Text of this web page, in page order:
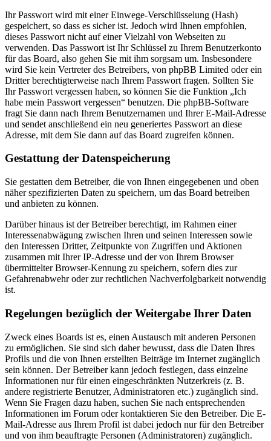
Ihr Passwort wird mit einer Einwege-Verschlüsselung (Hash)
gespeichert, so dass es sicher ist. Jedoch wird Ihnen empfohlen,
dieses Passwort nicht auf einer Vielzahl von Webseiten zu
verwenden. Das Passwort ist Ihr Schlüssel zu Ihrem Benutzerkonto
für das Board, also gehen Sie mit ihm sorgsam um. Insbesondere
wird Sie kein Vertreter des Betreibers, von phpBB Limited oder ein
Dritter berechtigterweise nach Ihrem Passwort fragen. Sollten Sie
Ihr Passwort vergessen haben, so können Sie die Funktion „Ich
habe mein Passwort vergessen“ benutzen. Die phpBB-Software
fragt Sie dann nach Ihrem Benutzernamen und Ihrer E-Mail-Adresse
und sendet anschließend ein neu generiertes Passwort an diese
Adresse, mit dem Sie dann auf das Board zugreifen können.
Gestattung der Datenspeicherung
Sie gestatten dem Betreiber, die von Ihnen eingegebenen und oben
näher spezifizierten Daten zu speichern, um das Board betreiben
und anbieten zu können.
Darüber hinaus ist der Betreiber berechtigt, im Rahmen einer
Interessenabwägung zwischen Ihren und seinen Interessen sowie
den Interessen Dritter, Zeitpunkte von Zugriffen und Aktionen
zusammen mit Ihrer IP-Adresse und der von Ihrem Browser
übermittelter Browser-Kennung zu speichern, sofern dies zur
Gefahrenabwehr oder zur rechtlichen Nachverfolgbarkeit notwendig
ist.
Regelungen bezüglich der Weitergabe Ihrer Daten
Zweck eines Boards ist es, einen Austausch mit anderen Personen
zu ermöglichen. Sie sind sich daher bewusst, dass die Daten Ihres
Profils und die von Ihnen erstellten Beiträge im Internet zugänglich
sein können. Der Betreiber kann jedoch festlegen, dass einzelne
Informationen nur für einen eingeschränkten Nutzerkreis (z. B.
andere registrierte Benutzer, Administratoren etc.) zugänglich sind.
Wenn Sie Fragen dazu haben, suchen Sie nach entsprechenden
Informationen im Forum oder kontaktieren Sie den Betreiber. Die E-
Mail-Adresse aus Ihrem Profil ist dabei jedoch nur für den Betreiber
und von ihm beauftragte Personen (Administratoren) zugänglich.